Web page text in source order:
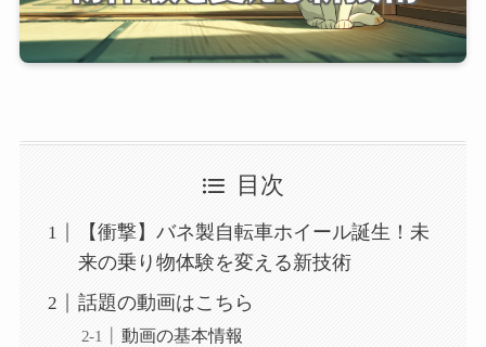
目次
【衝撃】バネ製自転車ホイール誕生！未
来の乗り物体験を変える新技術
話題の動画はこちら
動画の基本情報